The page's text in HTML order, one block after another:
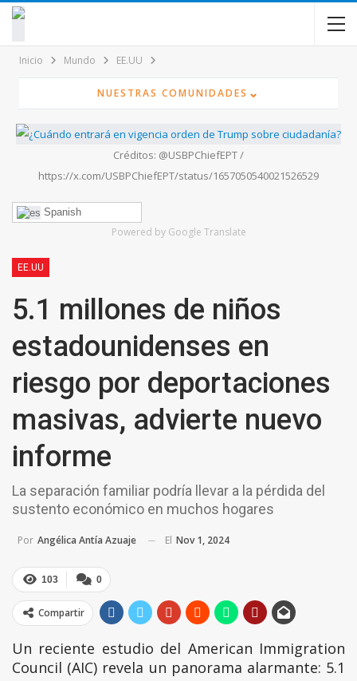
contenido
Inicio Mundo EE.UU
NUESTRAS COMUNIDADES ⌄
Créditos: @USBPChiefEPT /
https://x.com/USBPChiefEPT/status/1657050540021526529
Spanish
Powered by Google Translate
EE.UU
5.1 millones de niños
estadounidenses en
riesgo por deportaciones
masivas, advierte nuevo
informe
La separación familiar podría llevar a la pérdida del
sustento económico en muchos hogares
Por Angélica Antía Azuaje El Nov 1, 2024
0
103
Compartir
Un reciente estudio del American Immigration
Council (AIC) revela un panorama alarmante: 5.1